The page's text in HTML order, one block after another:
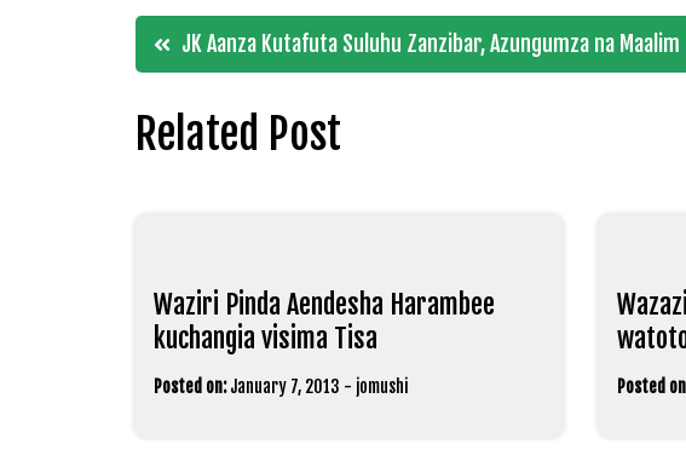
Post
navigation
JK Aanza Kutafuta Suluhu Zanzibar, Azungumza na
Related Post
Waziri Pinda Aendesha Harambee
kuchangia visima Tisa
Posted on: January 7, 2013 - jomushi Posted